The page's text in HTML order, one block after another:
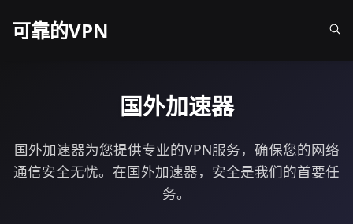
可靠的VPN
国外加速器
国外加速器为您提供专业的VPN服务，确保您的网络
通信安全无忧。在国外加速器，安全是我们的首要任
务。